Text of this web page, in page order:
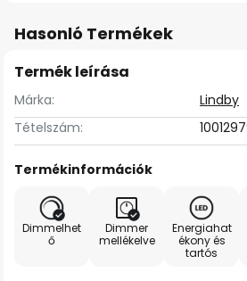
Hasonló Termékek
Termék leírása
Márka:
Lindby
Tételszám:
Termékinformációk
Dimmelhet
ő
Dimmer
mellékelve
Energiahat
ékony és
tartós